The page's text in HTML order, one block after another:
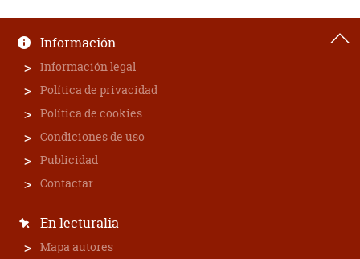
Información
Información legal
Política de privacidad
Política de cookies
Condiciones de uso
Publicidad
Contactar
En lecturalia
Mapa autores